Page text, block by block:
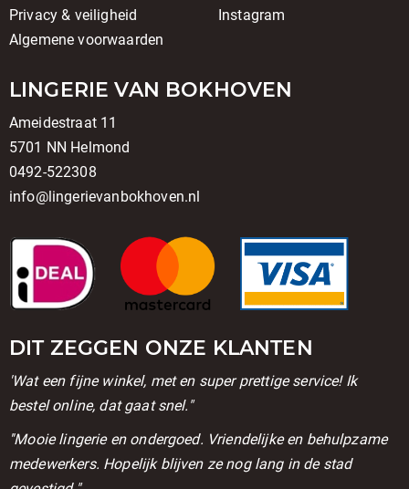
Privacy & veiligheid
Algemene voorwaarden
Instagram
LINGERIE VAN BOKHOVEN
Ameidestraat 11
5701 NN Helmond
0492-522308
info@lingerievanbokhoven.nl
DIT ZEGGEN ONZE KLANTEN
'Wat een fijne winkel, met en super prettige service! Ik
bestel online, dat gaat snel."
''Mooie lingerie en ondergoed. Vriendelijke en behulpzame
medewerkers. Hopelijk blijven ze nog lang in de stad